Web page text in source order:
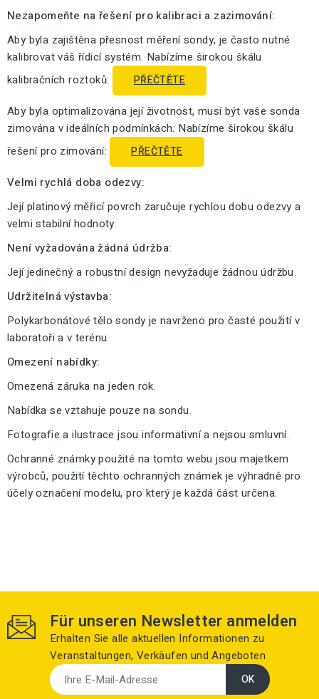
Nezapomeňte na řešení pro kalibraci a zazimování:
Aby byla zajištěna přesnost měření sondy, je často nutné
kalibrovat váš řídicí systém. Nabízíme širokou škálu
kalibračních roztoků:
PŘEČTĚTE
Aby byla optimalizována její životnost, musí být vaše sonda
zimována v ideálních podmínkách. Nabízíme širokou škálu
řešení pro zimování:
PŘEČTĚTE
Velmi rychlá doba odezvy:
Její platinový měřicí povrch zaručuje rychlou dobu odezvy a
velmi stabilní hodnoty.
Není vyžadována žádná údržba:
Její jedinečný a robustní design nevyžaduje žádnou údržbu.
Udržitelná výstavba:
Polykarbonátové tělo sondy je navrženo pro časté použití v
laboratoři a v terénu.
Omezení nabídky:
Omezená záruka na jeden rok.
Nabídka se vztahuje pouze na sondu.
Fotografie a ilustrace jsou informativní a nejsou smluvní.
Ochranné známky použité na tomto webu jsou majetkem
výrobců, použití těchto ochranných známek je výhradně pro
účely označení modelu, pro který je každá část určena.
Für unseren Newsletter anmelden
Erhalten Sie alle aktuellen Informationen zu
Veranstaltungen, Verkäufen und Angeboten